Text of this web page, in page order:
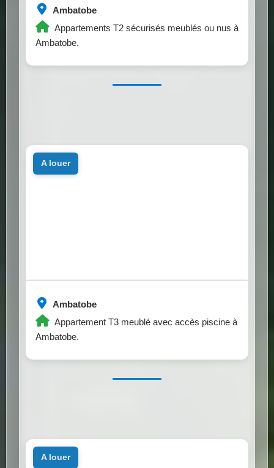
Ambatobe
Appartements T2 sécurisés meublés ou nus à
Ambatobe.
Ambatobe
Appartement T3 meublé avec accès piscine à
Ambatobe.
a louer
a louer